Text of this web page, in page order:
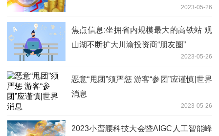
2023-05-26
焦点信息:坐拥省内规模最大的高铁站 观
山湖不断扩大川渝投资商“朋友圈”
2023-05-26
恶意“甩团”须严惩 游客“参团”应谨慎|世界
消息
2023-05-26
2023小蛮腰科技大会暨AIGC人工智能峰